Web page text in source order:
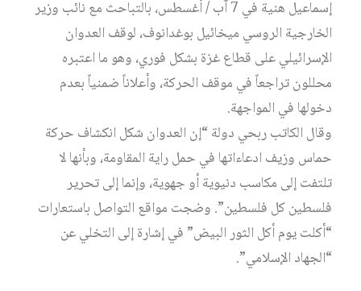
إسماعيل هنية في 7 آب / أغسطس، بالتباحث مع نائب وزير
الخارجية الروسي ميخائيل بوغدانوف، لوقف العدوان
الإسرائيلي على قطاع غزة بشكل فوري، وهو ما اعتبره
محللون تراجعاً في موقف الحركة، وأعلاناً ضمنياً بعدم
دخولها في المواجهة.
وقال الكاتب ربحي دولة “إن العدوان شكل انكشاف حركة
حماس وزيف ادعاءاتها في حمل راية المقاومة، وبأنها لا
تلتفت إلى مكاسب دنيوية أو جهوية، وإنما إلى تحرير
فلسطين كل فلسطين”. وضجت مواقع التواصل باستعارات
“أكلت يوم أكل الثور البيض” في إشارة إلى التخلي عن
“الجهاد الإسلامي”.